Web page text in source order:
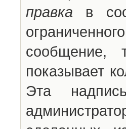
правка в
сообщение,
показывает
Эта